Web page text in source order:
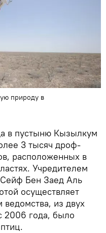
природу в
в пустыню Кызылкум
3 тысяч дроф-
расположенных в
Учредителем
Бен Заед Аль
осуществляет
из двух
2006 года, было